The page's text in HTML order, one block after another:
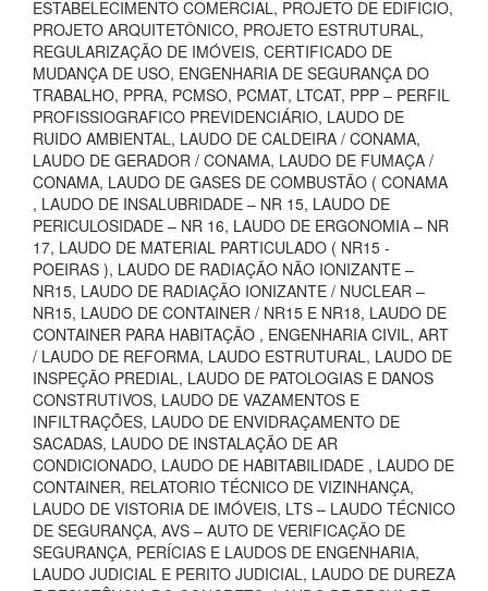
ESTABELECIMENTO COMERCIAL, PROJETO DE EDIFICIO,
PROJETO ARQUITETÔNICO, PROJETO ESTRUTURAL,
REGULARIZAÇÃO DE IMÓVEIS, CERTIFICADO DE
MUDANÇA DE USO, ENGENHARIA DE SEGURANÇA DO
TRABALHO, PPRA, PCMSO, PCMAT, LTCAT, PPP – PERFIL
PROFISSIOGRAFICO PREVIDENCIÁRIO, LAUDO DE
RUIDO AMBIENTAL, LAUDO DE CALDEIRA / CONAMA,
LAUDO DE GERADOR / CONAMA, LAUDO DE FUMAÇA /
CONAMA, LAUDO DE GASES DE COMBUSTÃO ( CONAMA
, LAUDO DE INSALUBRIDADE – NR 15, LAUDO DE
PERICULOSIDADE – NR 16, LAUDO DE ERGONOMIA – NR
17, LAUDO DE MATERIAL PARTICULADO ( NR15 -
POEIRAS ), LAUDO DE RADIAÇÃO NÃO IONIZANTE –
NR15, LAUDO DE RADIAÇÃO IONIZANTE / NUCLEAR –
NR15, LAUDO DE CONTAINER / NR15 E NR18, LAUDO DE
CONTAINER PARA HABITAÇÃO , ENGENHARIA CIVIL, ART
/ LAUDO DE REFORMA, LAUDO ESTRUTURAL, LAUDO DE
INSPEÇÃO PREDIAL, LAUDO DE PATOLOGIAS E DANOS
CONSTRUTIVOS, LAUDO DE VAZAMENTOS E
INFILTRAÇÕES, LAUDO DE ENVIDRAÇAMENTO DE
SACADAS, LAUDO DE INSTALAÇÃO DE AR
CONDICIONADO, LAUDO DE HABITABILIDADE , LAUDO DE
CONTAINER, RELATORIO TÉCNICO DE VIZINHANÇA,
LAUDO DE VISTORIA DE IMÓVEIS, LTS – LAUDO TÉCNICO
DE SEGURANÇA, AVS – AUTO DE VERIFICAÇÃO DE
SEGURANÇA, PERÍCIAS E LAUDOS DE ENGENHARIA,
LAUDO JUDICIAL E PERITO JUDICIAL, LAUDO DE DUREZA